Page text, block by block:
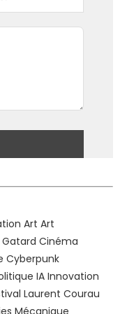
Art Art
Cinéma
Cyberpunk
IA Innovation
Laurent Courau
Mécanique